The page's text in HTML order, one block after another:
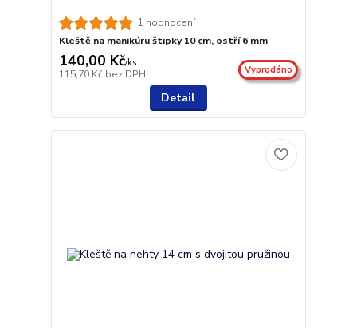
1 hodnocení
Kleště na manikúru štipky 10 cm, ostří 6 mm
140,00 Kč/ks
115,70 Kč bez DPH Vyprodáno
Detail